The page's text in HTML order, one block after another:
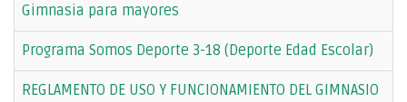
Gimnasia para mayores
Programa Somos Deporte 3-18 (Deporte Edad Escolar)
REGLAMENTO DE USO Y FUNCIONAMIENTO DEL GIMNASIO